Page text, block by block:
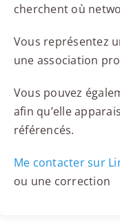
cherchent où
Vous représentez
une association
Vous pouvez
afin qu’elle
référencés.
Me contacter sur
ou une correction